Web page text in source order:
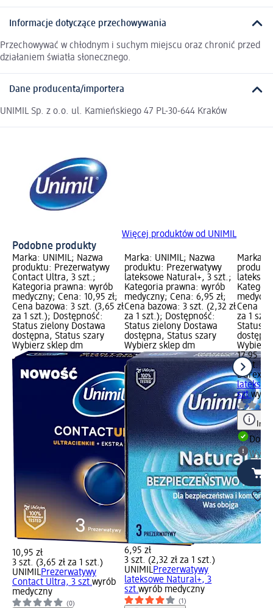
Informacje dotyczące przechowywania
Przechowywać w chłodnym i suchym miejscu oraz chronić przed
działaniem światła słonecznego.
Dane producenta/importera
UNIMIL Sp. z o.o. ul. Kamieńskiego 47 PL-30-644 Kraków
Więcej produktów od UNIMIL
Podobne produkty
Marka: UNIMIL; Nazwa
produktu: Prezerwatywy
Contact Ultra, 3 szt.;
Kategoria prawna: wyrób
medyczny; Cena: 10,95 zł;
Cena bazowa: 3 szt. (3,65 zł
za 1 szt.); Dostępność:
Status zielony Dostawa
dostępna, Status szary
Wybierz sklep dm
10,95 zł
3 szt. (3,65 zł za 1 szt.)
UNIMILPrezerwatywy
Contact Ultra, 3 szt.wyrób
medyczny
(0)
Marka: UNIMIL; Nazwa
produktu: Prezerwatywy
lateksowe Natural+, 3 szt.;
Kategoria prawna: wyrób
medyczny; Cena: 6,95 zł;
Cena bazowa: 3 szt. (2,32 zł
za 1 szt.); Dostępność:
Status zielony Dostawa
dostępna, Status szary
Wybierz sklep dm
6,95 zł
3 szt. (2,32 zł za 1 szt.)
UNIMILPrezerwatywy
lateksowe Natural+, 3
szt.wyrób medyczny
(1)
Marka:
Cena
za 1
Status
Wybierz
17,95 zł
3 szt.
Durex
szt.